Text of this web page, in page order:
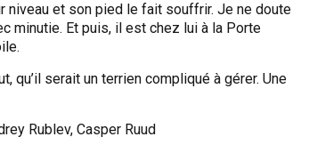
niveau et son pied le fait souffrir. Je ne doute
minutie. Et puis, il est chez lui à la Porte
qu’il serait un terrien compliqué à gérer. Une
Rublev, Casper Ruud